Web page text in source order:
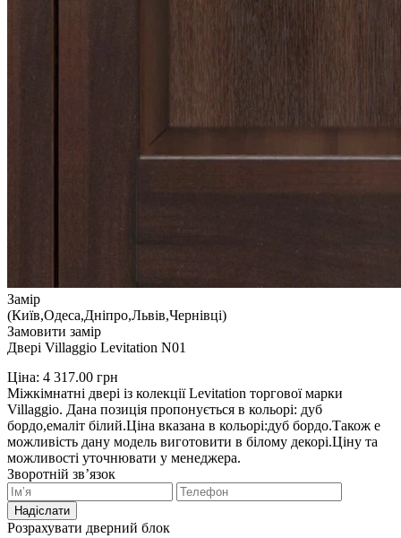
Замір
(Київ,Одеса,Дніпро,Львів,Чернівці)
Замовити замір
Двері Villaggio Levitation N01
Ціна: 4 317.00 грн
Міжкімнатні двері із колекції Levitation торгової марки
Villaggio. Дана позиція пропонується в кольорі: дуб
бордо,емаліт білий.Ціна вказана в кольорі:дуб бордо.Також е
можливість дану модель виготовити в білому декорі.Ціну та
можливості уточнювати у менеджера.
Зворотній зв’язок
Надіслати
Розрахувати дверний блок